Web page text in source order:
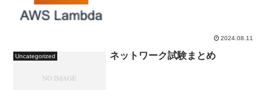
2024.08.11
Uncategorized ネットワーク試験まとめ